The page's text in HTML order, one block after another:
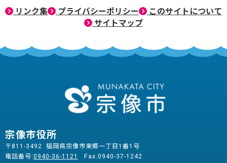
リンク集 プライバシーポリシー
このサイトについて
サイトマップ
宗像市役所
〒811-3492 福岡県宗像市東郷一丁目1番1号
電話番号:0940-36-1121 Fax:0940-37-1242